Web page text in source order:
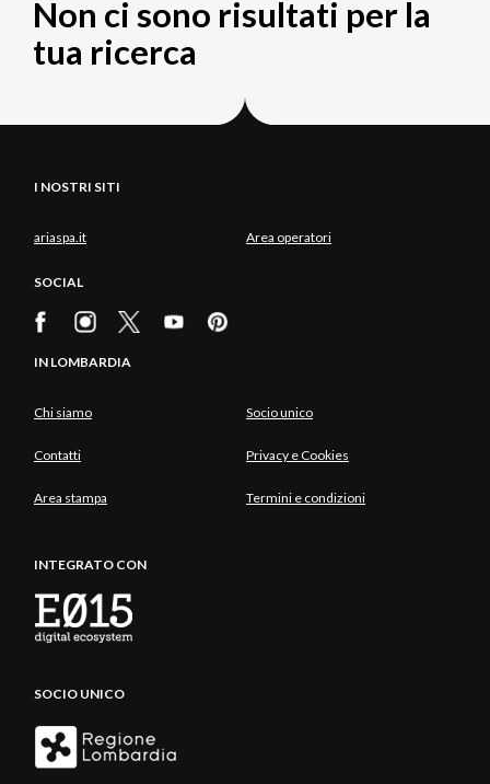
Non ci sono risultati per la
tua ricerca
I NOSTRI SITI
ariaspa.it Area operatori
SOCIAL
IN LOMBARDIA
Chi siamo Socio unico
Contatti Privacy e Cookies
Area stampa Termini e condizioni
INTEGRATO CON
SOCIO UNICO